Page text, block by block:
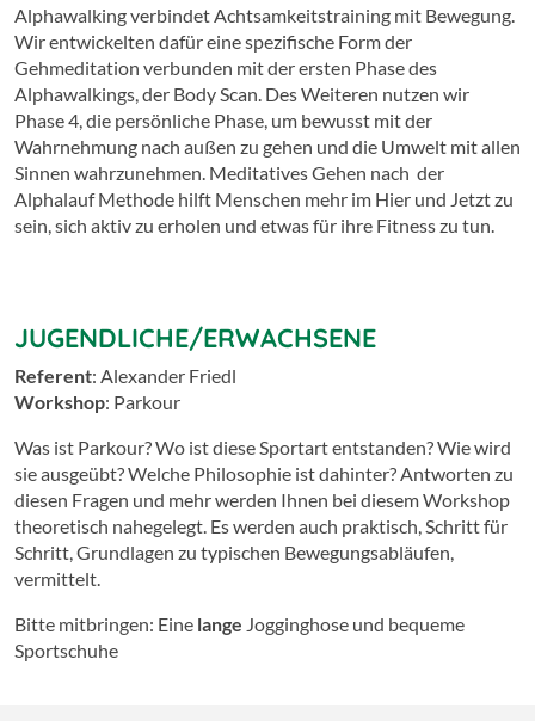
Alphawalking verbindet Achtsamkeitstraining mit Bewegung.
Wir entwickelten dafür eine spezifische Form der
Gehmeditation verbunden mit der ersten Phase des
Alphawalkings, der Body Scan. Des Weiteren nutzen wir
Phase 4, die persönliche Phase, um bewusst mit der
Wahrnehmung nach außen zu gehen und die Umwelt mit allen
Sinnen wahrzunehmen. Meditatives Gehen nach der
Alphalauf Methode hilft Menschen mehr im Hier und Jetzt zu
sein, sich aktiv zu erholen und etwas für ihre Fitness zu tun.
JUGENDLICHE/ERWACHSENE
Referent: Alexander Friedl
Workshop: Parkour
Was ist Parkour? Wo ist diese Sportart entstanden? Wie wird
sie ausgeübt? Welche Philosophie ist dahinter? Antworten zu
diesen Fragen und mehr werden Ihnen bei diesem Workshop
theoretisch nahegelegt. Es werden auch praktisch, Schritt für
Schritt, Grundlagen zu typischen Bewegungsabläufen,
vermittelt.
Bitte mitbringen: Eine lange Jogginghose und bequeme
Sportschuhe